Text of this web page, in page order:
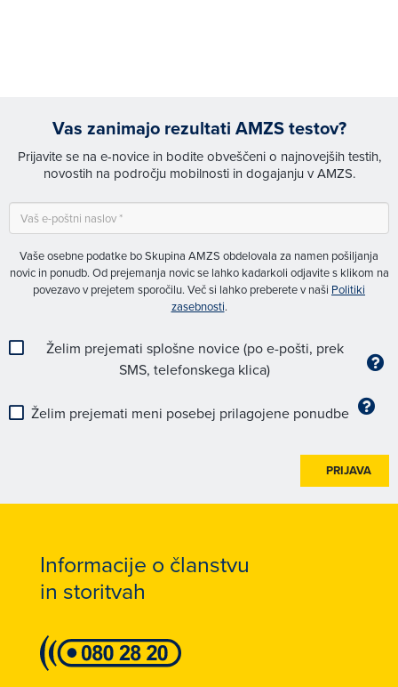
Vas zanimajo rezultati AMZS testov?
Prijavite se na e-novice in bodite obveščeni o najnovejših testih,
novostih na področju mobilnosti in dogajanju v AMZS.
Vaše osebne podatke bo Skupina AMZS obdelovala za namen pošiljanja
novic in ponudb. Od prejemanja novic se lahko kadarkoli odjavite s klikom na
povezavo v prejetem sporočilu. Več si lahko preberete v naši Politiki
zasebnosti.
Želim prejemati splošne novice (po e-pošti, prek
SMS, telefonskega klica)
Želim prejemati meni posebej prilagojene ponudbe
PRIJAVA
Informacije o članstvu
in storitvah